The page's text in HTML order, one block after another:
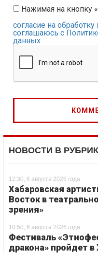
Нажимая на кнопку
согласие на
соглашаюсь с
данных
НОВОСТИ В
12:30, 6 августа 2026 года
Хабаровская
Восток в
зрения»
10:50, 6 августа 2026 года
Фестиваль
дракона» пройдет в